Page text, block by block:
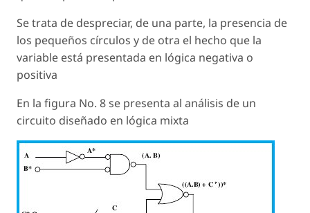
Se trata de despreciar, de una parte, la presencia de
los pequeños círculos y de otra el hecho que la
variable está presentada en lógica negativa o
positiva
En la figura No. 8 se presenta al análisis de un
circuito diseñado en lógica mixta